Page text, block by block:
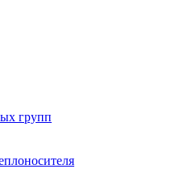
групп